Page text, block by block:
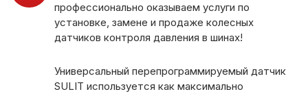
профессионально оказываем услуги по
установке, замене и продаже колесных
датчиков контроля давления в шинах!
Универсальный перепрограммируемый датчик
SULIT используется как максимально